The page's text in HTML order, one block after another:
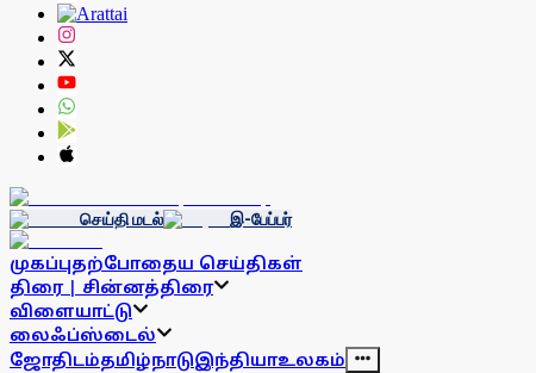
செய்தி மடல் இ-பேப்பர்
முகப்புதற்போதைய செய்திகள்
திரை | சின்னத்திரை
விளையாட்டு
லைஃப்ஸ்டைல்
ஜோதிடம்தமிழ்நாடுஇந்தியாஉலகம்